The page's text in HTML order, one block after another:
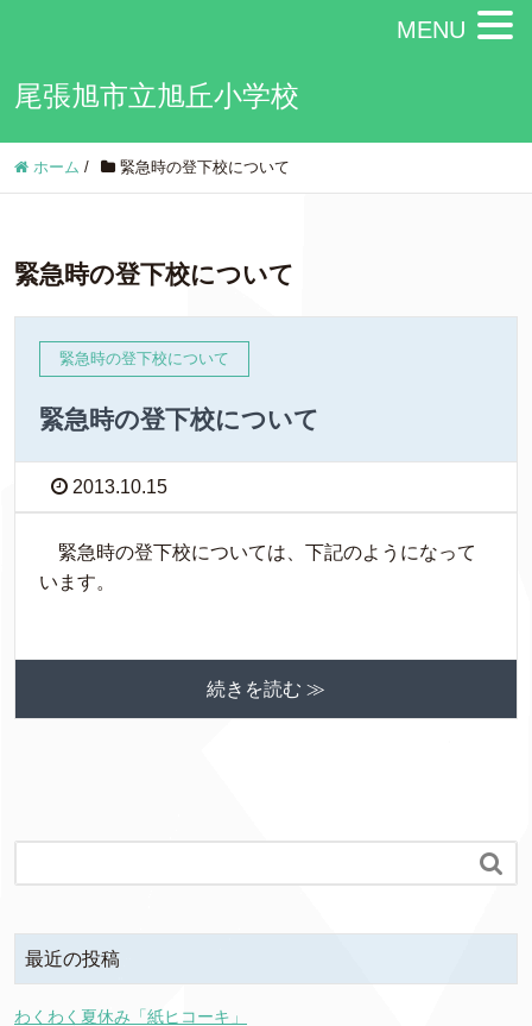
尾張旭市立旭丘小学校
ホーム / 緊急時の登下校について
緊急時の登下校について
緊急時の登下校について
緊急時の登下校について
2013.10.15
緊急時の登下校については、下記のようになって
います。
続きを読む ≫

最近の投稿
わくわく夏休み「紙ヒコーキ」
MENU